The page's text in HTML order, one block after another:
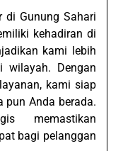
di Gunung Sahari
kehadiran di
kami lebih
wilayah. Dengan
kami siap
pun Anda berada.
memastikan
bagi pelanggan